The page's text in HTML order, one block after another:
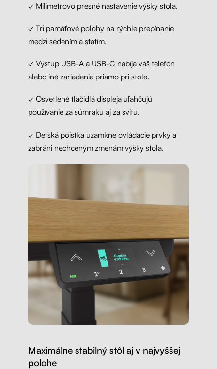
✓ Milimetrovo presné nastavenie výšky stola.
✓ Tri pamäťové polohy na rýchle prepínanie
medzi sedením a státím.
✓ Výstup USB-A a USB-C nabíja váš telefón
alebo iné zariadenia priamo pri stole.
✓ Osvetlené tlačidlá displeja uľahčujú
používanie za súmraku aj za svitu.
✓ Detská poistka uzamkne ovládacie prvky a
zabráni nechceným zmenám výšky stola.
Maximálne stabilný stôl aj v najvyššej
polohe